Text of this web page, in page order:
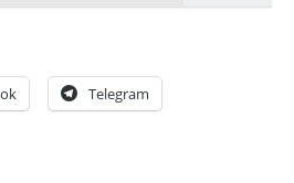
Telegram